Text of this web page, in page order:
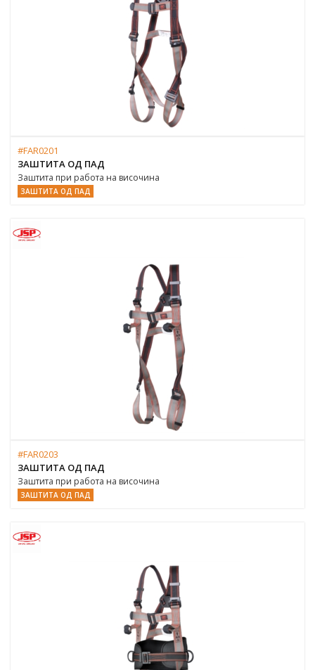
#FAR0201
ЗАШТИТА ОД ПАД
Заштита при работа на височина
ЗАШТИТА ОД ПАД
#FAR0203
ЗАШТИТА ОД ПАД
Заштита при работа на височина
ЗАШТИТА ОД ПАД